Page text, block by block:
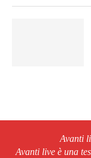
Avanti
Avanti live è una